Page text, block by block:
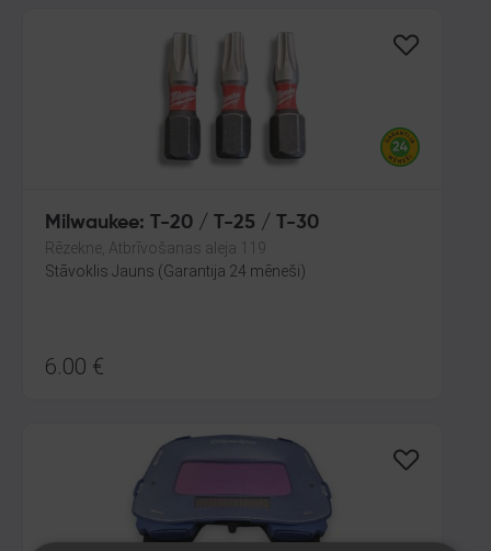
Milwaukee: T-20 / T-25 / T-30
Rēzekne, Atbrīvošanas aleja 119
Stāvoklis Jauns (Garantija 24 mēneši)
6.00 €